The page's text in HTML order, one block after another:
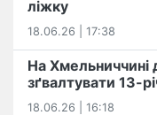
ліжку
18.06.26 | 17:38
На Хмельниччині
зґвалтувати 13-
18.06.26 | 16:18